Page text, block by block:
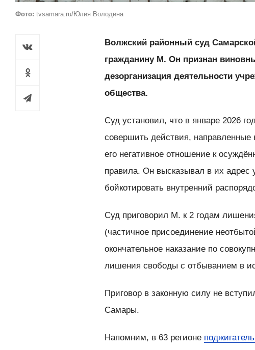
Фото: tvsamara.ru/Юлия Володина
Волжский районный суд
гражданину М. Он признан
дезорганизация деятельности
общества.
Суд установил, что в январе 2026
совершить действия,
его негативное отношение к
правила. Он высказывал в их адрес
бойкотировать внутренний
Суд приговорил М. к 2 годам
(частичное присоединение
окончательное наказание по
лишения свободы с отбыванием в
Приговор в законную силу не
Самары.
Напомним, в 63 регионе